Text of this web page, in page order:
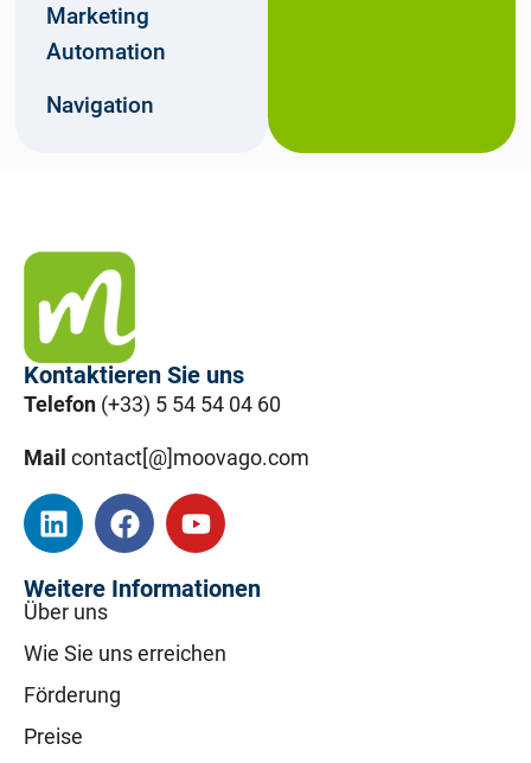
Marketing
Automation
Navigation
Kontaktieren Sie uns
Telefon (+33) 5 54 54 04 60
Mail contact[@]moovago.com
Weitere Informationen
Über uns
Wie Sie uns erreichen
Förderung
Preise